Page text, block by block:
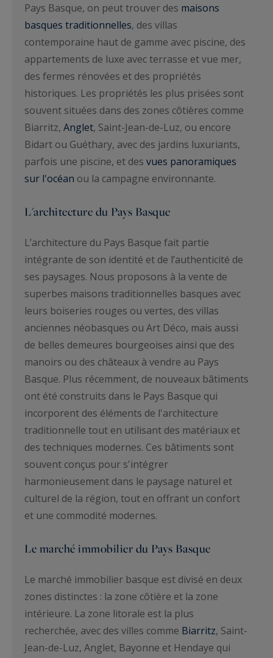
Pays Basque, on peut trouver des maisons
basques traditionnelles, des villas
contemporaine haut de gamme avec piscine, des
appartements de luxe avec terrasse et vue mer,
des fermes rénovées et des propriétés
historiques. Les propriétés les plus prisées sont
souvent situées dans des zones côtières comme
Biarritz, Anglet, Saint-Jean-de-Luz, ou encore
Bidart ou Guéthary, avec des jardins luxuriants,
parfois une piscine, et des vues panoramiques
sur l'océan ou la campagne environnante.
L'architecture du Pays Basque
L’architecture du Pays Basque fait partie
intégrante de son identité et de l’authenticité de
ses paysages. Nous proposons à la vente de
superbes maisons traditionnelles basques avec
leurs boiseries rouges ou vertes, des villas
anciennes néobasques ou Art Déco, mais aussi
de belles demeures bourgeoises ainsi que des
manoirs ou des châteaux à vendre au Pays
Basque. Plus récemment, de nouveaux bâtiments
ont été construits dans le Pays Basque qui
incorporent des éléments de l'architecture
traditionnelle tout en utilisant des matériaux et
des techniques modernes. Ces bâtiments sont
souvent conçus pour s'intégrer
harmonieusement dans le paysage naturel et
culturel de la région, tout en offrant un confort
et une commodité modernes.
Le marché immobilier du Pays Basque
Le marché immobilier basque est divisé en deux
zones distinctes : la zone côtière et la zone
intérieure. La zone litorale est la plus
recherchée, avec des villes comme Biarritz, Saint-
Jean-de-Luz, Anglet, Bayonne et Hendaye qui